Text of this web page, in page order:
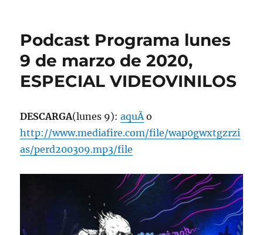
Podcast Programa lunes
9 de marzo de 2020,
ESPECIAL VIDEOVINILOS
DESCARGA(lunes 9):aquÃ­o
http://www.mediafire.com/file/wap0gwxtgzrzi
as/perd200309.mp3/file